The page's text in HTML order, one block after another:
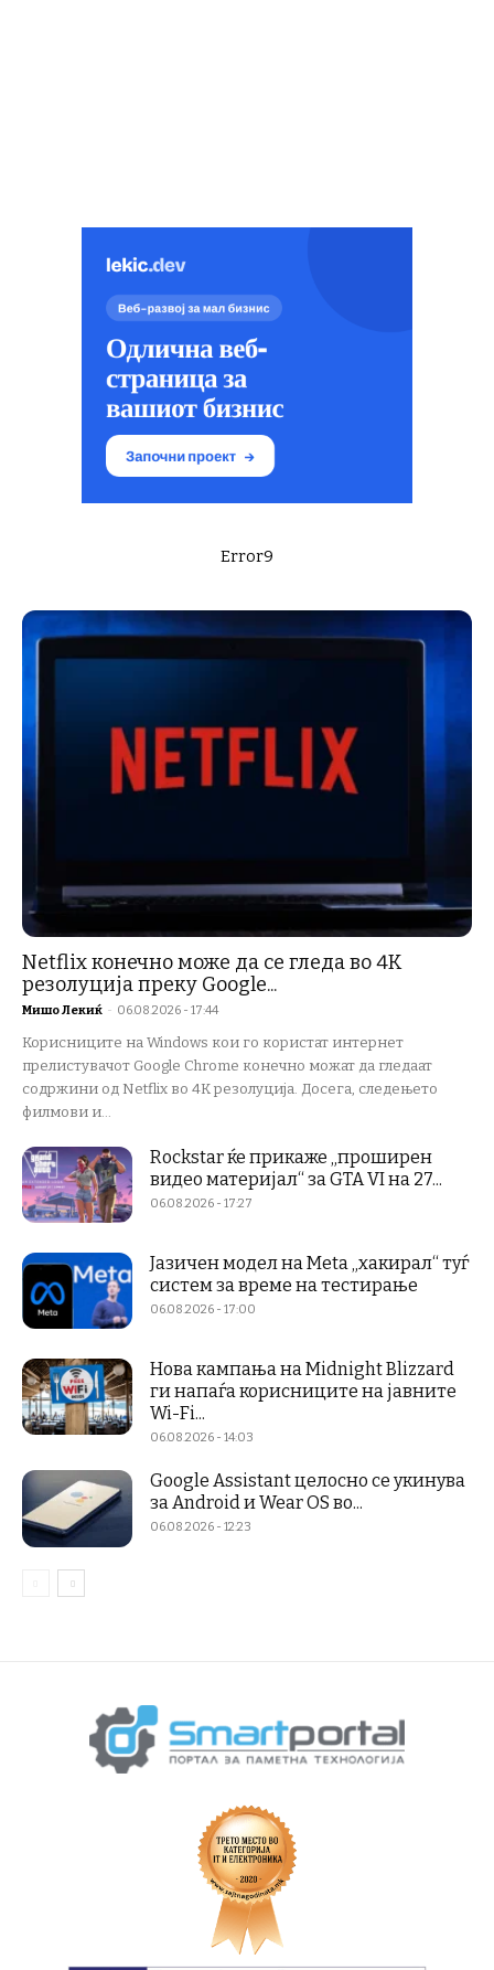
Error9
Netflix конечно може да се гледа во 4K
резолуција преку Google...
Мишо Лекиќ - 06.08.2026 - 17:44
Корисниците на Windows кои го користат интернет
прелистувачот Google Chrome конечно можат да гледаат
содржини од Netflix во 4K резолуција. Досега, следењето
филмови и...
Rockstar ќе прикаже „проширен
видео материјал“ за GTA VI на 27...
06.08.2026 - 17:27
Јазичен модел на Meta „хакирал“ туѓ
систем за време на тестирање
06.08.2026 - 17:00
Нова кампања на Midnight Blizzard
ги напаѓа корисниците на јавните
Wi-Fi...
06.08.2026 - 14:03
Google Assistant целосно се укинува
за Android и Wear OS во...
06.08.2026 - 12:23